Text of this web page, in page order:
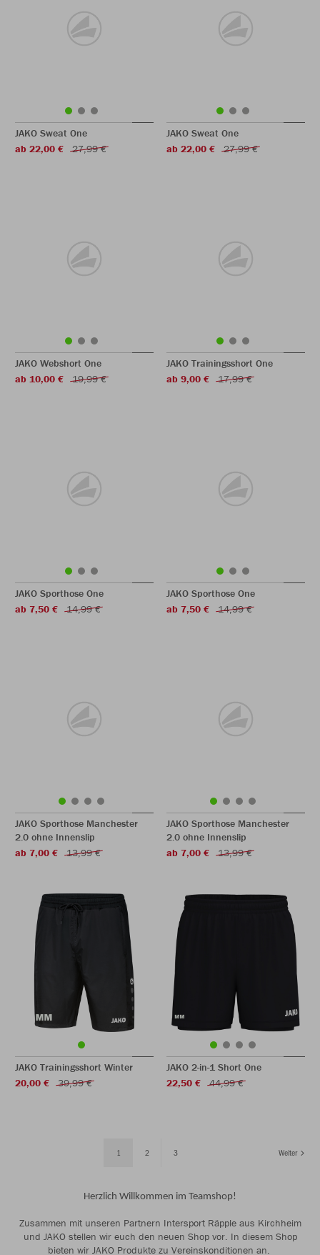
JAKO Sweat One
ab 22,00 €
27,99 €
JAKO Sweat One
ab 22,00 €
27,99 €
JAKO Webshort One
ab 10,00 €
19,99 €
JAKO Trainingsshort One
ab 9,00 €
17,99 €
JAKO Sporthose One
ab 7,50 €
14,99 €
JAKO Sporthose One
ab 7,50 €
14,99 €
JAKO Sporthose Manchester
2.0 ohne Innenslip
ab 7,00 €
13,99 €
JAKO Sporthose Manchester
2.0 ohne Innenslip
ab 7,00 €
13,99 €
JAKO Trainingsshort Winter
20,00 €
39,99 €
JAKO 2-in-1 Short One
22,50 €
44,99 €
1 2 3 Weiter
Herzlich Willkommen im Teamshop!
Zusammen mit unseren Partnern Intersport Räpple aus Kirchheim
und JAKO stellen wir euch den neuen Shop vor. In diesem Shop
bieten wir JAKO Produkte zu Vereinskonditionen an.